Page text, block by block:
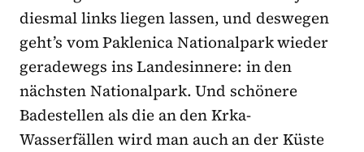
diesmal links liegen lassen, und deswegen
geht’s vom Paklenica Nationalpark wieder
geradewegs ins Landesinnere: in den
nächsten Nationalpark. Und schönere
Badestellen als die an den Krka-
Wasserfällen wird man auch an der Küste